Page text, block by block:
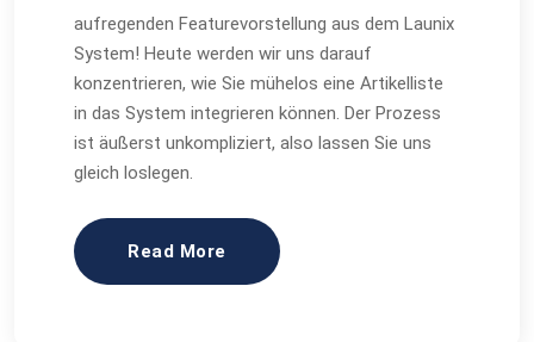
aufregenden Featurevorstellung aus dem Launix
System! Heute werden wir uns darauf
konzentrieren, wie Sie mühelos eine Artikelliste
in das System integrieren können. Der Prozess
ist äußerst unkompliziert, also lassen Sie uns
gleich loslegen.
Read More